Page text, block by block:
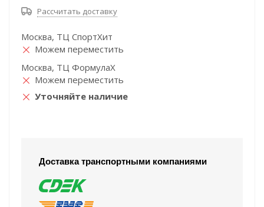
Рассчитать доставку
Москва, ТЦ СпортХит
Можем переместить
Москва, ТЦ ФормулаХ
Можем переместить
Уточняйте наличие
Доставка транспортными компаниями